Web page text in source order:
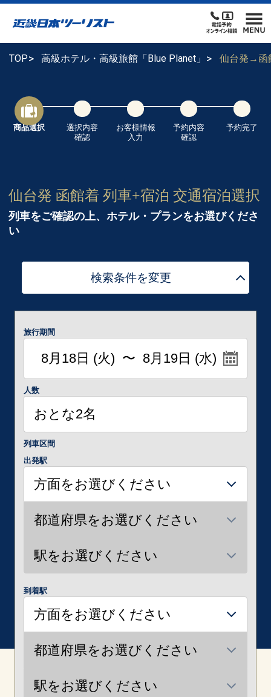
TOP 高級ホテル・高級旅館「Blue Planet」 仙台発→函
商品選択
選択内容
確認
お客様情報
入力
予約内容
確認
予約完了
仙台発 函館着 列車+宿泊 交通宿泊選択
列車をご確認の上、ホテル・プランをお選びくださ
い
検索条件を変更
旅行期間
人数
列車区間
出発駅
到着駅